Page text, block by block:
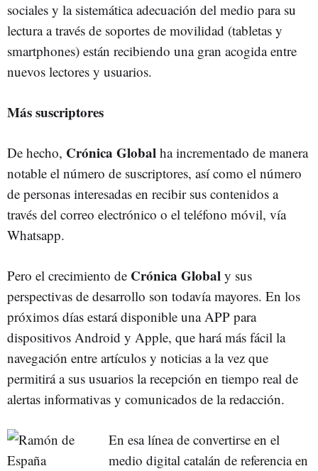
sociales y la sistemática adecuación del medio para su
lectura a través de soportes de movilidad (tabletas y
smartphones) están recibiendo una gran acogida entre
nuevos lectores y usuarios.
Más suscriptores
De hecho, Crónica Global ha incrementado de manera
notable el número de suscriptores, así como el número
de personas interesadas en recibir sus contenidos a
través del correo electrónico o el teléfono móvil, vía
Whatsapp.
Pero el crecimiento de Crónica Global y sus
perspectivas de desarrollo son todavía mayores. En los
próximos días estará disponible una APP para
dispositivos Android y Apple, que hará más fácil la
navegación entre artículos y noticias a la vez que
permitirá a sus usuarios la recepción en tiempo real de
alertas informativas y comunicados de la redacción.
En esa línea de convertirse en el
medio digital catalán de referencia en